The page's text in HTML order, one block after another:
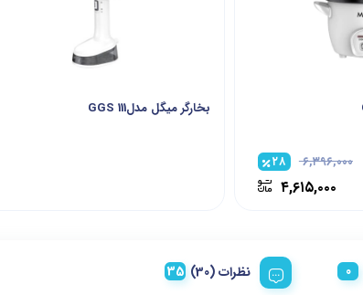
۶,۳۹۶,۰۰۰
۴,۶۱۵,۰۰۰
۲۸
بخارگر میگل مدلGGS 111
نظرات (30)